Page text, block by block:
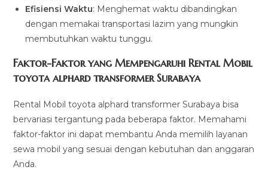
Efisiensi Waktu: Menghemat waktu dibandingkan
dengan memakai transportasi lazim yang mungkin
membutuhkan waktu tunggu.
Faktor-Faktor yang Mempengaruhi Rental Mobil
toyota alphard transformer Surabaya
Rental Mobil toyota alphard transformer Surabaya bisa
bervariasi tergantung pada beberapa faktor. Memahami
faktor-faktor ini dapat membantu Anda memilih layanan
sewa mobil yang sesuai dengan kebutuhan dan anggaran
Anda.